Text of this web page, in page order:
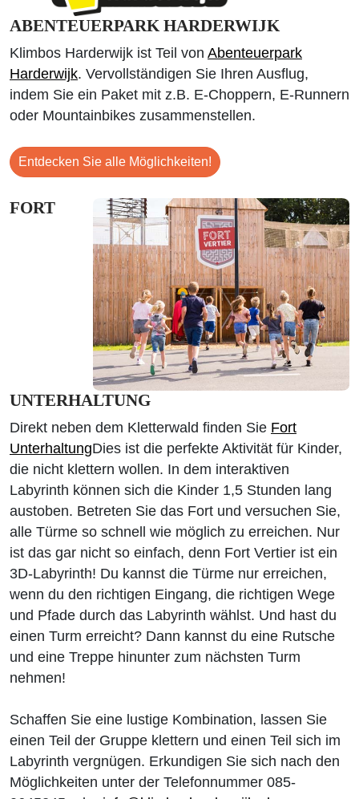
ABENTEUERPARK HARDERWIJK
Klimbos Harderwijk ist Teil von Abenteuerpark
Harderwijk. Vervollständigen Sie Ihren Ausflug,
indem Sie ein Paket mit z.B. E-Choppern, E-Runnern
oder Mountainbikes zusammenstellen.
Entdecken Sie alle Möglichkeiten!
FORT
UNTERHALTUNG
Direkt neben dem Kletterwald finden Sie Fort
UnterhaltungDies ist die perfekte Aktivität für Kinder,
die nicht klettern wollen. In dem interaktiven
Labyrinth können sich die Kinder 1,5 Stunden lang
austoben. Betreten Sie das Fort und versuchen Sie,
alle Türme so schnell wie möglich zu erreichen. Nur
ist das gar nicht so einfach, denn Fort Vertier ist ein
3D-Labyrinth! Du kannst die Türme nur erreichen,
wenn du den richtigen Eingang, die richtigen Wege
und Pfade durch das Labyrinth wählst. Und hast du
einen Turm erreicht? Dann kannst du eine Rutsche
und eine Treppe hinunter zum nächsten Turm
nehmen!
Schaffen Sie eine lustige Kombination, lassen Sie
einen Teil der Gruppe klettern und einen Teil sich im
Labyrinth vergnügen. Erkundigen Sie sich nach den
Möglichkeiten unter der Telefonnummer 085-